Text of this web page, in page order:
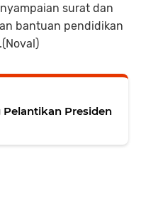
surat dan
bantuan pendidikan
Presiden